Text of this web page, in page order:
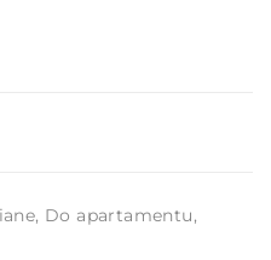
, Do apartamentu,